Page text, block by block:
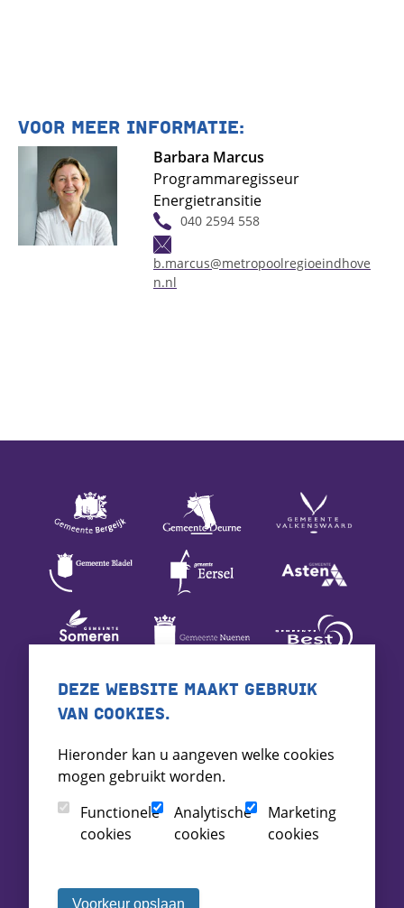
VOOR MEER INFORMATIE:
Barbara Marcus
Programmaregisseur
Energietransitie
040 2594 558
b.marcus@metropoolregioeindhove
n.nl
DEZE WEBSITE MAAKT GEBRUIK
VAN COOKIES.
Hieronder kan u aangeven welke cookies
mogen gebruikt worden.
Functionele
cookies
Analytische
cookies
Marketing
cookies
Voorkeur opslaan